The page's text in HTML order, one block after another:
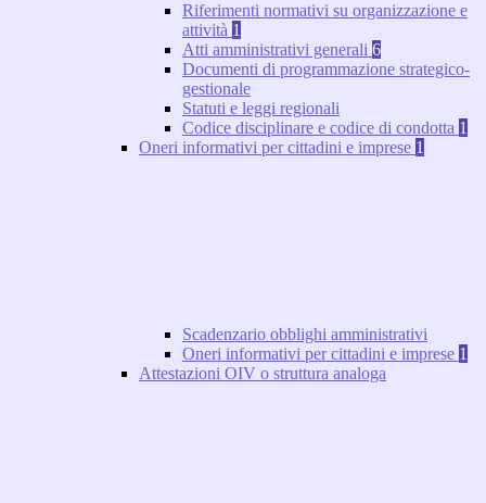
Riferimenti normativi su organizzazione e
attività 1
Atti amministrativi generali 6
Documenti di programmazione strategico-
gestionale
Statuti e leggi regionali
Codice disciplinare e codice di condotta 1
Oneri informativi per cittadini e imprese 1
Scadenzario obblighi amministrativi
Oneri informativi per cittadini e imprese 1
Attestazioni OIV o struttura analoga